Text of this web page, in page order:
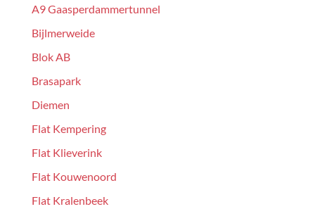
A9 Gaasperdammertunnel
Bijlmerweide
Blok AB
Brasapark
Diemen
Flat Kempering
Flat Klieverink
Flat Kouwenoord
Flat Kralenbeek